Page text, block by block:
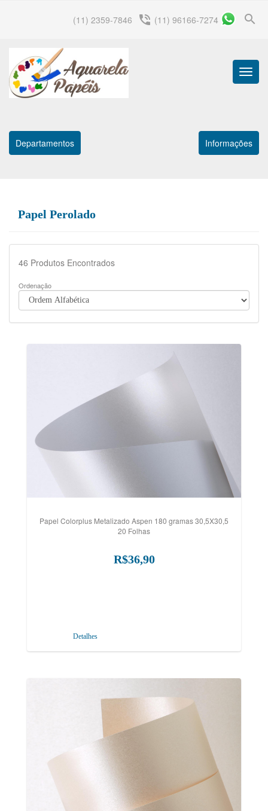
search
(11) 2359-7846 phone_in_talk (11) 96166-7274
Menu
Departamentos Informações
Papel Perolado
46 Produtos Encontrados
Ordenação
Papel Colorplus Metalizado Aspen 180 gramas 30,5X30,5
20 Folhas
R$36,90
Detalhes